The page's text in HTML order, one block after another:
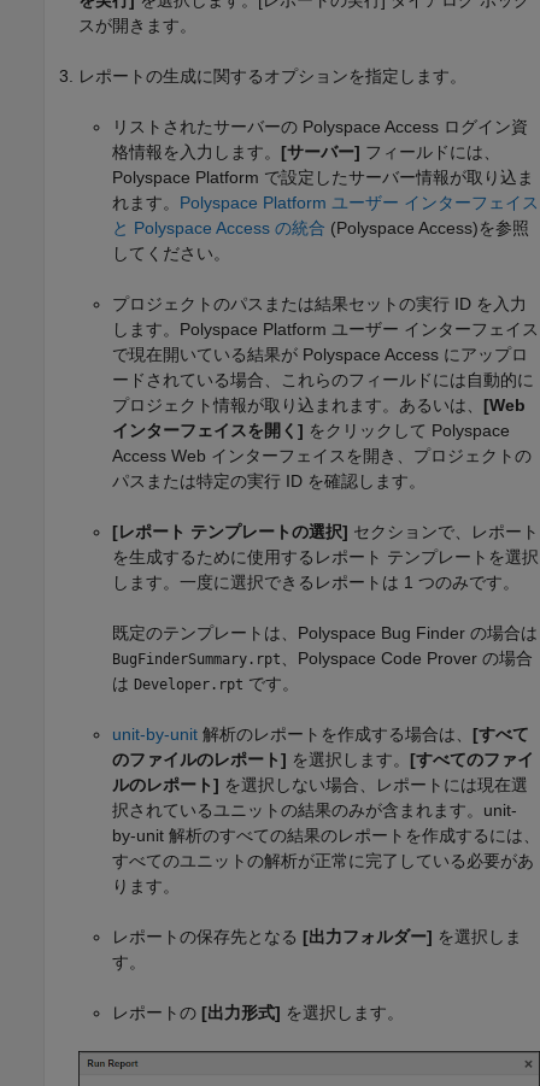
スが開きます。
レポートの生成に関するオプションを指定します。
リストされたサーバーの Polyspace Access ログイン資
格情報を入力します。 [サーバー] フィールドには、
Polyspace Platform で設定したサーバー情報が取り込ま
れます。 Polyspace Platform ユーザー インターフェイス
と Polyspace Access の統合 (Polyspace Access)を参照
してください。
プロジェクトのパスまたは結果セットの実行 ID を入力
します。Polyspace Platform ユーザー インターフェイス
で現在開いている結果が Polyspace Access にアップロ
ードされている場合、これらのフィールドには自動的に
プロジェクト情報が取り込まれます。あるいは、 [Web
インターフェイスを開く] をクリックして Polyspace
Access Web インターフェイスを開き、プロジェクトの
パスまたは特定の実行 ID を確認します。
[レポート テンプレートの選択] セクションで、レポート
を生成するために使用するレポート テンプレートを選択
します。一度に選択できるレポートは 1 つのみです。
既定のテンプレートは、 Polyspace Bug Finder の場合は
BugFinderSummary.rpt Polyspace Code Prover の場合
は Developer.rpt です。
unit-by-unit 解析のレポートを作成する場合は、 [すべて
のファイルのレポート] を選択します。 [すべてのファイ
ルのレポート] を選択しない場合、レポートには現在選
択されているユニットの結果のみが含まれます。unit-
by-unit 解析のすべての結果のレポートを作成するには、
すべてのユニットの解析が正常に完了している必要があ
ります。
レポートの保存先となる [出力フォルダー] を選択しま
す。
レポートの [出力形式] を選択します。